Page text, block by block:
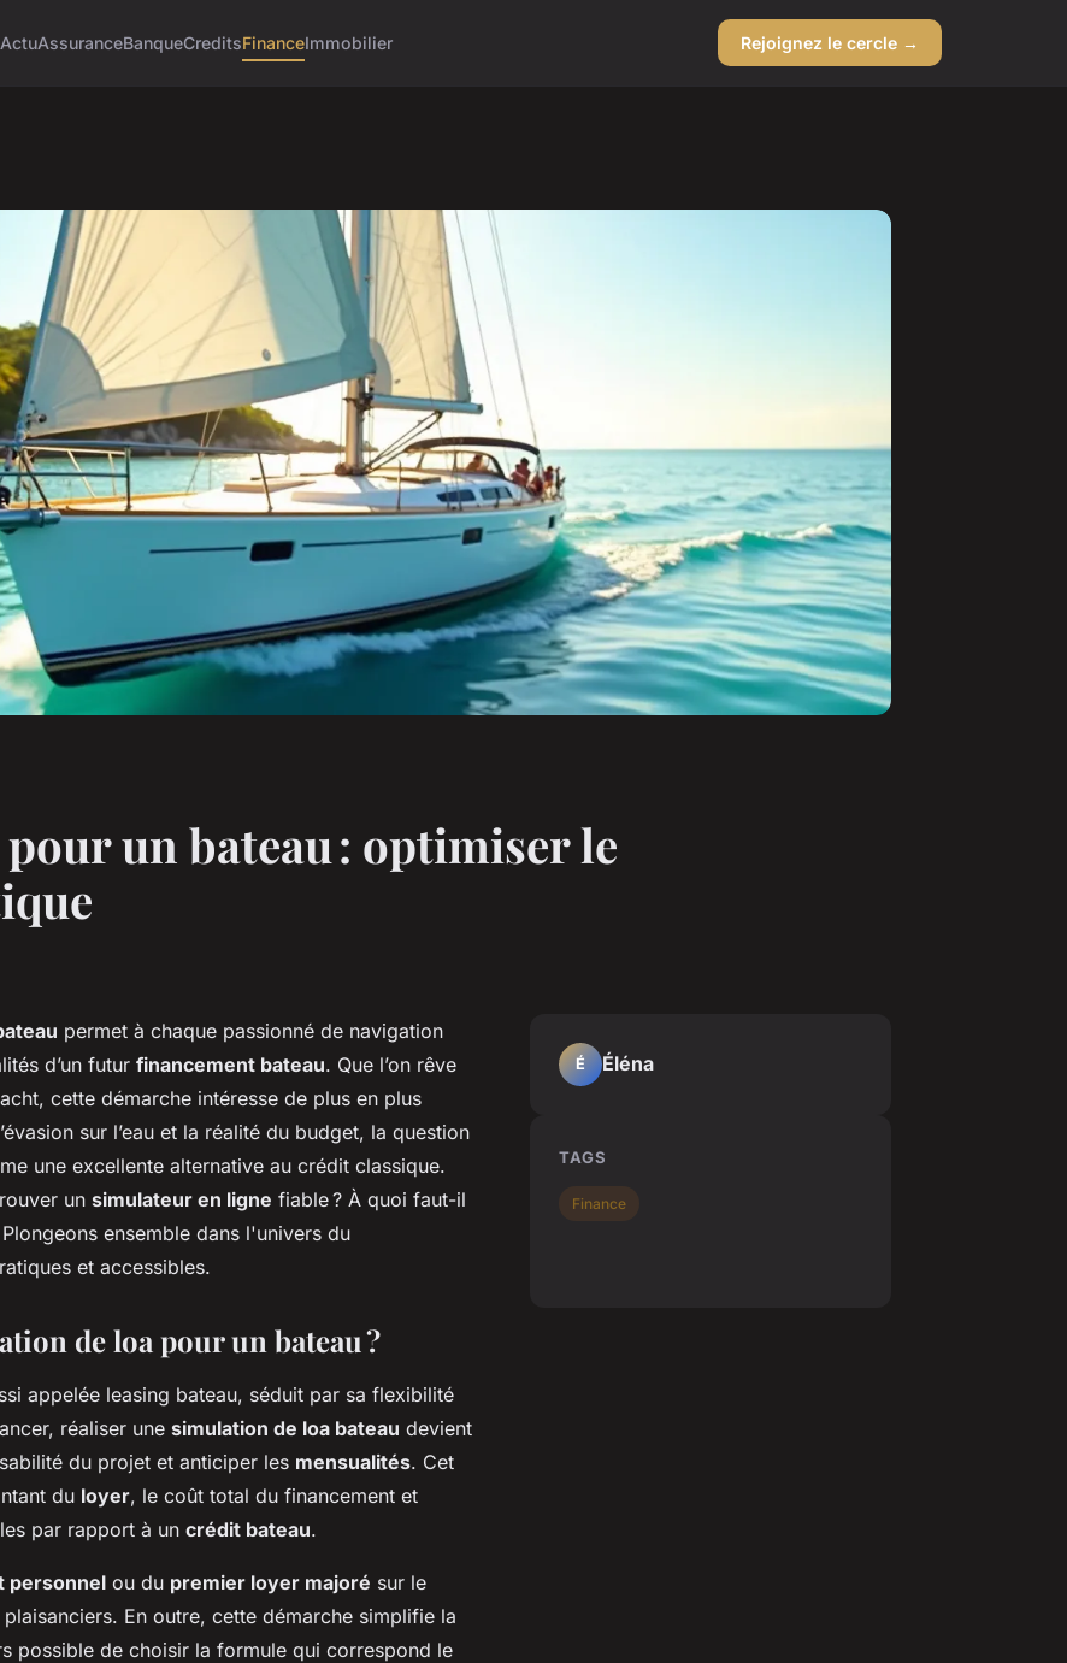
ActuAssuranceBanqueCreditsFinanceImmobilier Rejoignez le cercle →
un bateau : optimiser le
permet à chaque passionné de navigation
d’un futur financement bateau. Que l’on rêve
cette démarche intéresse de plus en plus
sur l’eau et la réalité du budget, la question
une excellente alternative au crédit classique.
un simulateur en ligne fiable ? À quoi faut-il
ensemble dans l'univers du
et accessibles.
de loa pour un bateau ?
appelée leasing bateau, séduit par sa flexibilité
réaliser une simulation de loa bateau devient
du projet et anticiper les mensualités. Cet
du loyer, le coût total du financement et
par rapport à un crédit bateau.
personnel ou du premier loyer majoré sur le
En outre, cette démarche simplifie la
possible de choisir la formule qui correspond le
É Éléna
TAGS
Finance